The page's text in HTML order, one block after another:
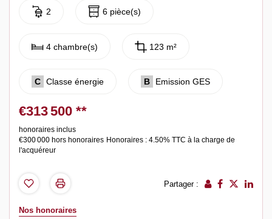
2 6 pièce(s)
4 chambre(s) 123 m²
C Classe énergie B Emission GES
€313 500 **
honoraires inclus
€300 000 hors honoraires Honoraires : 4.50% TTC à la charge de
l'acquéreur
Partager :
Nos honoraires